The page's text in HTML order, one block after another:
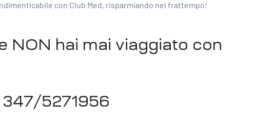
con Club Med, risparmiando nel frattempo!
NON hai mai viaggiato con
5271956